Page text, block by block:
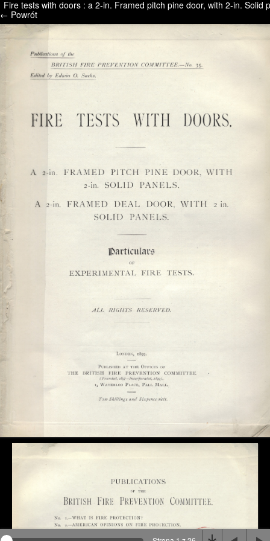
/* */ /* */ /* pliki_strona_po_stronie */
Fire tests with doors : a 2-in. Framed pitch pine door, with 2-in.
← Powrót
Na stronie wykorzystywane są pliki cookie, bądź
podobne rozwiązania. Aby poznać szczegóły zapoznaj
polityką prywatności.
Rozumiem